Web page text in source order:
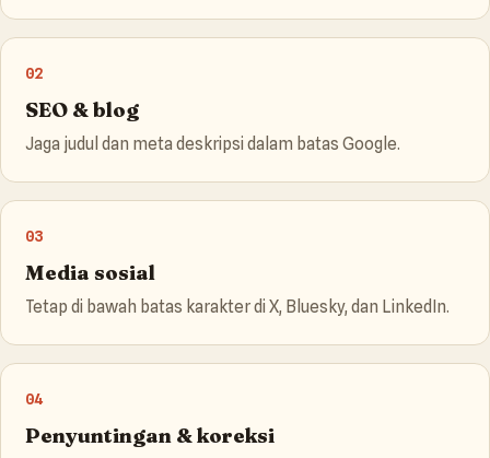
02
SEO & blog
Jaga judul dan meta deskripsi dalam batas Google.
03
Media sosial
Tetap di bawah batas karakter di X, Bluesky, dan LinkedIn.
04
Penyuntingan & koreksi